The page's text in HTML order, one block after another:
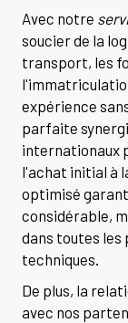
Avec notre
soucier de la
transport, les
expérience
parfaite
internationaux
l'achat initial à
optimisé
considérable,
dans toutes
techniques.
De plus, la
avec nos